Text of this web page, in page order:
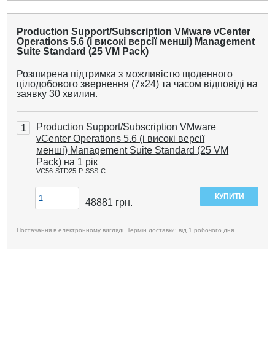
Production Support/Subscription VMware vCenter
Operations 5.6 (і високі версії менші) Management
Suite Standard (25 VM Pack)
Розширена підтримка з можливістю щоденного
цілодобового звернення (7x24) та часом відповіді на
заявку 30 хвилин.
1
Production Support/Subscription VMware
vCenter Operations 5.6 (і високі версії
менші) Management Suite Standard (25 VM
Pack) на 1 рік
VC56-STD25-P-SSS-C
48881 грн.
Постачання в електронному вигляді. Термін доставки: від 1 робочого дня.